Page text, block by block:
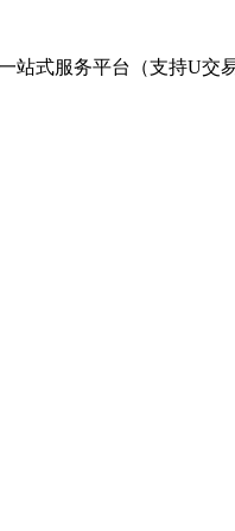
站式服务平台（支持U交